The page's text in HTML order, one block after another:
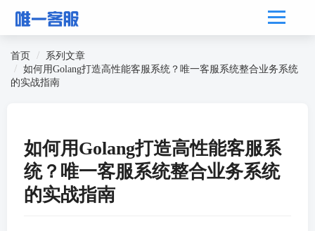
首页
系列文章
如何用Golang打造高性能客服系统？唯一客服系统整合业务系统
的实战指南
如何用Golang打造高性能客服系
统？唯一客服系统整合业务系统
的实战指南